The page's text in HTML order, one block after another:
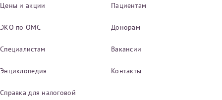
Цены и акции Пациентам
ЭКО по ОМС Донорам
Специалистам Вакансии
Энциклопедия Контакты
Справка для налоговой